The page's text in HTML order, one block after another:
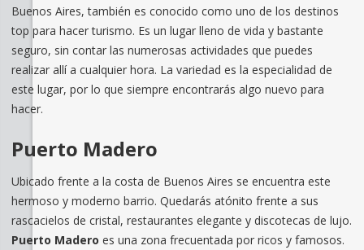
Buenos Aires, también es conocido como uno de los destinos
top para hacer turismo. Es un lugar lleno de vida y bastante
seguro, sin contar las numerosas actividades que puedes
realizar allí a cualquier hora. La variedad es la especialidad de
este lugar, por lo que siempre encontrarás algo nuevo para
hacer.
Puerto Madero
Ubicado frente a la costa de Buenos Aires se encuentra este
hermoso y moderno barrio. Quedarás atónito frente a sus
rascacielos de cristal, restaurantes elegante y discotecas de lujo.
Puerto Madero es una zona frecuentada por ricos y famosos.